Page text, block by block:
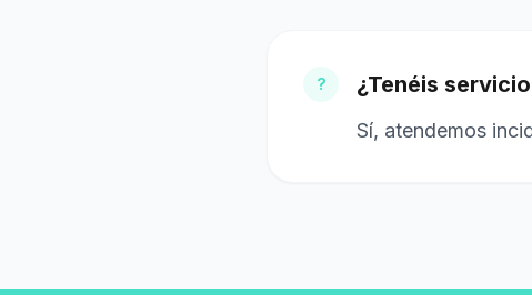
? ¿Tenéis
Sí, atendemos